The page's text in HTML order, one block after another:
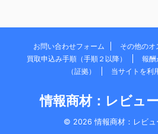
お問い合わせフォーム その他の
買取申込み手順（手順２以降）
報酬
（証拠）
当サイトを利
情報商材：レビュ
© 2026 情報商材：レビュ